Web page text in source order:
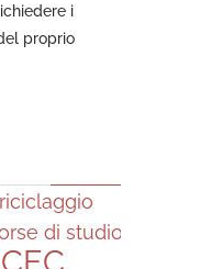
i
proprio
di studio